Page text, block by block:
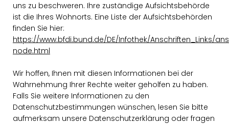
uns zu beschweren. Ihre zuständige Aufsichtsbehörde
ist die Ihres Wohnorts. Eine Liste der Aufsichtsbehörden
finden Sie hier:
https://www.bfdi.bund.de/DE/Infothek/Anschriften_Links/
node.html
Wir hoffen, Ihnen mit diesen Informationen bei der
Wahrnehmung Ihrer Rechte weiter geholfen zu haben.
Falls Sie weitere Informationen zu den
Datenschutzbestimmungen wünschen, lesen Sie bitte
aufmerksam unsere Datenschutzerklärung oder fragen